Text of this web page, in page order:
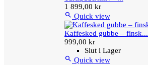
1 899,00 kr
 Quick view
Kaffesked gubbe – finsk...
999,00 kr
Slut i Lager
 Quick view